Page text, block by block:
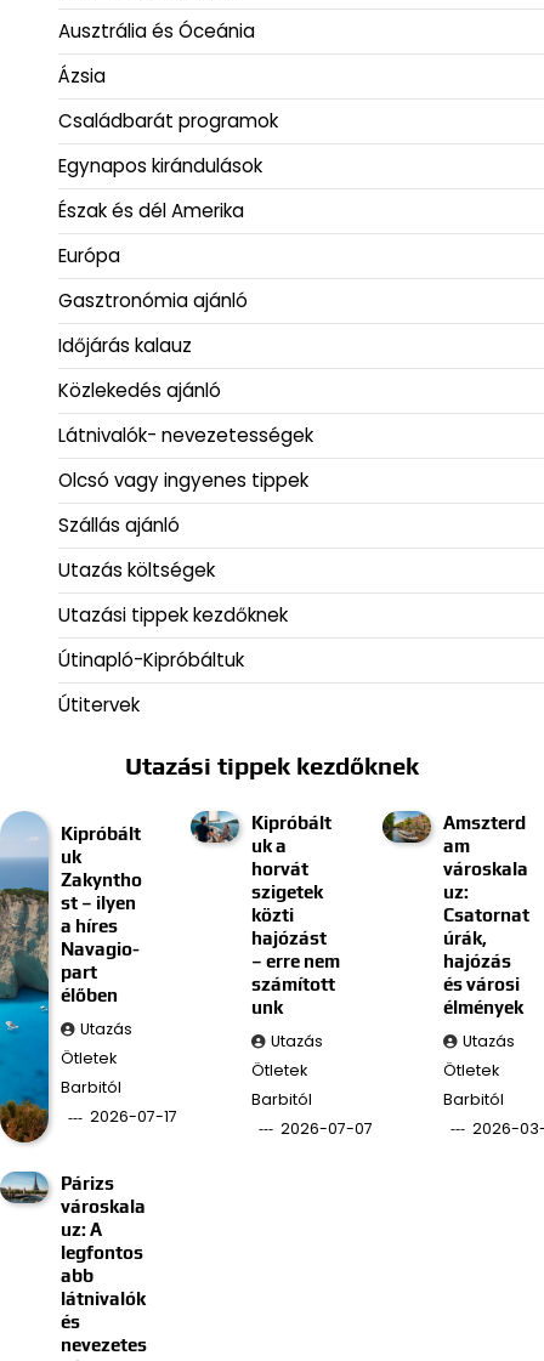
Ausztrália és Óceánia
Ázsia
Családbarát programok
Egynapos kirándulások
Észak és dél Amerika
Európa
Gasztronómia ajánló
Időjárás kalauz
Közlekedés ajánló
Látnivalók- nevezetességek
Olcsó vagy ingyenes tippek
Szállás ajánló
Utazás költségek
Utazási tippek kezdőknek
Útinapló-Kipróbáltuk
Útitervek
Utazási tippek kezdőknek
Kipróbált
uk
Zakyntho
st – ilyen
a híres
Navagio-
part
élőben
Utazás
Ötletek
Barbitól
2026-07-17
Kipróbált
uk a
horvát
szigetek
közti
hajózást
– erre nem
számított
unk
Utazás
Ötletek
Barbitól
2026-07-07
Amszterd
am
városkala
uz:
Csatornat
úrák,
hajózás
és városi
élmények
Utazás
Ötletek
Barbitól
2026-
Párizs
városkala
uz: A
legfontos
abb
látnivalók
és
nevezetes